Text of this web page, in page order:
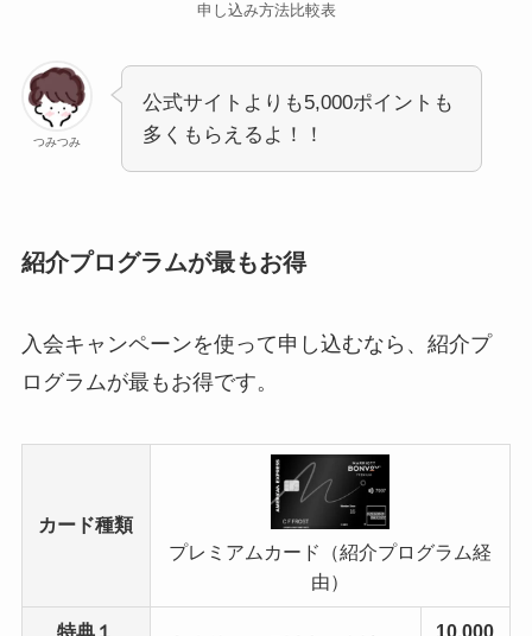
申し込み方法比較表
つみつみ
公式サイトよりも5,000ポイントも
多くもらえるよ！！
紹介プログラムが最もお得
入会キャンペーンを使って申し込むなら、紹介プ
ログラムが最もお得です。
カード種類
プレミアムカード（紹介プログラム経
由）
特典１
10,000